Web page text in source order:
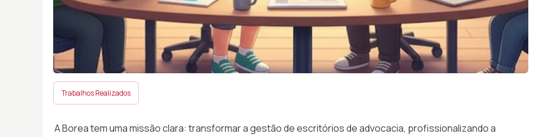
Trabalhos Realizados
A Borea tem uma missão clara: transformar a gestão de escritórios de advocacia, profissionalizando a